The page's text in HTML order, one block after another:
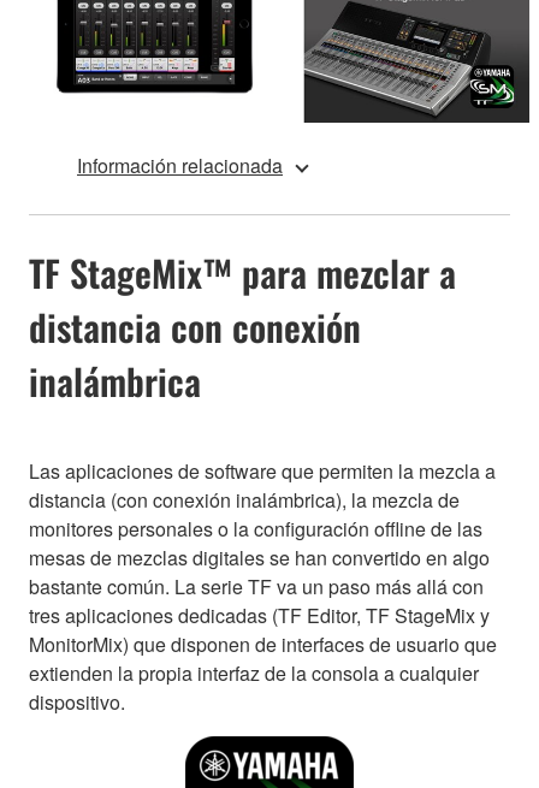
Información relacionada
TF StageMix™ para mezclar a
distancia con conexión
inalámbrica
Las aplicaciones de software que permiten la mezcla a
distancia (con conexión inalámbrica), la mezcla de
monitores personales o la configuración offline de las
mesas de mezclas digitales se han convertido en algo
bastante común. La serie TF va un paso más allá con
tres aplicaciones dedicadas (TF Editor, TF StageMix y
MonitorMix) que disponen de interfaces de usuario que
extienden la propia interfaz de la consola a cualquier
dispositivo.